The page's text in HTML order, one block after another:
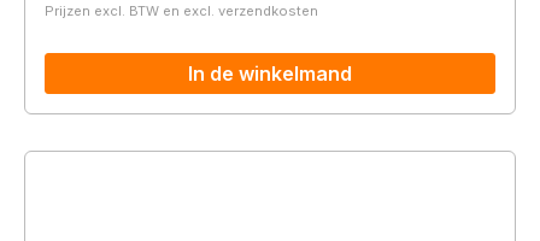
Prijzen excl. BTW en excl. verzendkosten
In de winkelmand